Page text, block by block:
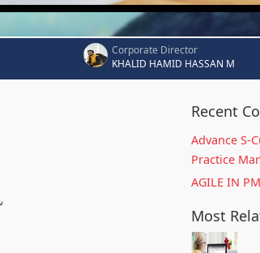
Corporate Director
KHALID HAMID HASSAN M
Recent
Advance S-
Practice
AGILE IN
Most